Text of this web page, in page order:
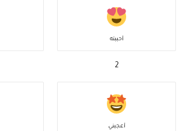
أحببته
2
أعجبني